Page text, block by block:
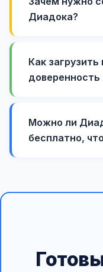
Диадока?
Как
доверенность
Можно ли
бесплатно,